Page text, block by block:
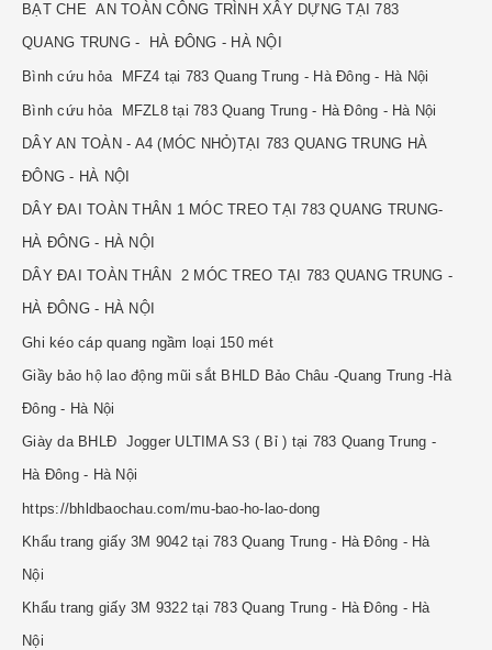
BẠT CHE AN TOÀN CÔNG TRÌNH XÂY DỰNG TẠI 783
QUANG TRUNG - HÀ ĐÔNG - HÀ NỘI
Bình cứu hỏa MFZ4 tại 783 Quang Trung - Hà Đông - Hà Nội
Bình cứu hỏa MFZL8 tại 783 Quang Trung - Hà Đông - Hà Nội
DÂY AN TOÀN - A4 (MÓC NHỎ)TẠI 783 QUANG TRUNG HÀ
ĐÔNG - HÀ NỘI
DÂY ĐAI TOÀN THÂN 1 MÓC TREO TẠI 783 QUANG TRUNG-
HÀ ĐÔNG - HÀ NỘI
DÂY ĐAI TOÀN THÂN 2 MÓC TREO TẠI 783 QUANG TRUNG -
HÀ ĐÔNG - HÀ NỘI
Ghi kéo cáp quang ngầm loại 150 mét
Giầy bảo hộ lao động mũi sắt BHLD Bảo Châu -Quang Trung -Hà
Đông - Hà Nội
Giày da BHLĐ Jogger ULTIMA S3 ( Bỉ ) tại 783 Quang Trung -
Hà Đông - Hà Nội
https://bhldbaochau.com/mu-bao-ho-lao-dong
Khẩu trang giấy 3M 9042 tại 783 Quang Trung - Hà Đông - Hà
Nội
Khẩu trang giấy 3M 9322 tại 783 Quang Trung - Hà Đông - Hà
Nội